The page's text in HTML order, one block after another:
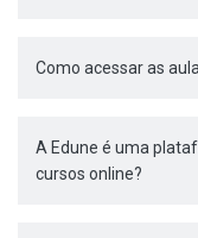
Como acessar as
A Edune é uma
cursos online?